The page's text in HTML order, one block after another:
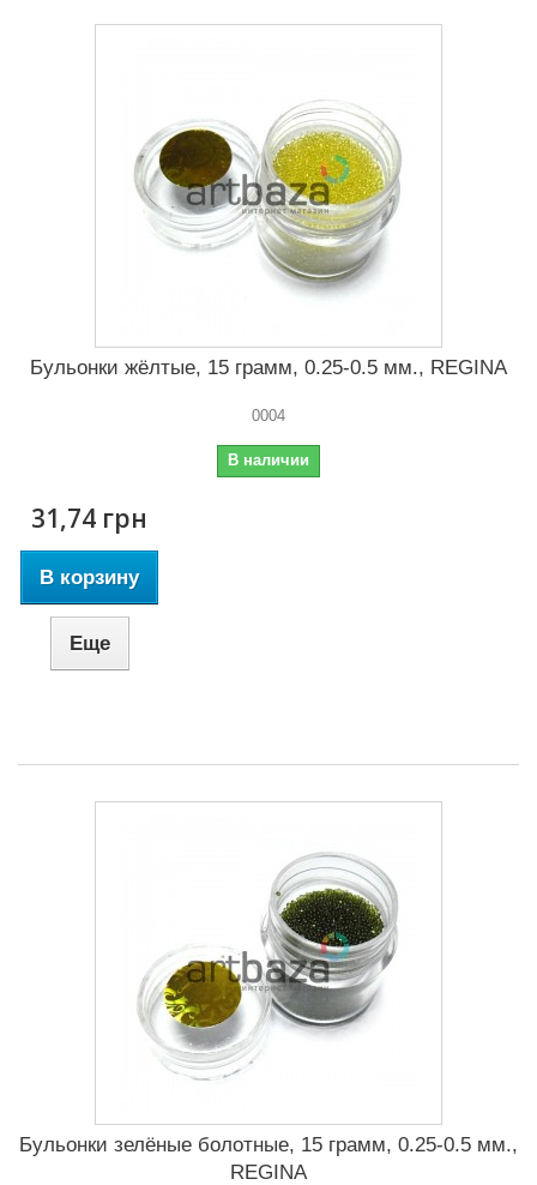
Бульонки жёлтые, 15 грамм, 0.25-0.5 мм., REGINA
0004
В наличии
31,74 грн
В корзину
Еще
Бульонки зелёные болотные, 15 грамм, 0.25-0.5 мм.,
REGINA